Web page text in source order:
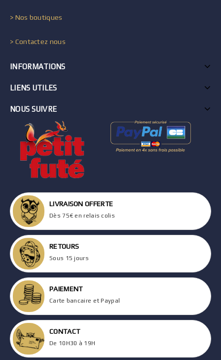
> Nos boutiques
> Contactez nous
INFORMATIONS
LIENS UTILES
NOUS SUIVRE
LIVRAISON OFFERTE
Dès 75€ en relais colis
RETOURS
Sous 15 jours
PAIEMENT
Carte bancaire et Paypal
CONTACT
De 10H30 à 19H